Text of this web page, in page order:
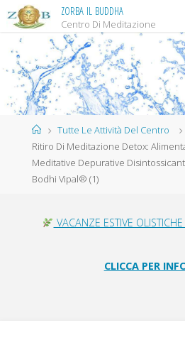
Salta
contenuto
ZORBA IL BUDDHA
Centro Di Meditazione
HomeTutte Le Attività Del Centro
Ritiro Di Meditazione Detox:
Meditative Depurative
Bodhi Vipal® (1)
VACANZE ESTIVE
CLICCA PER